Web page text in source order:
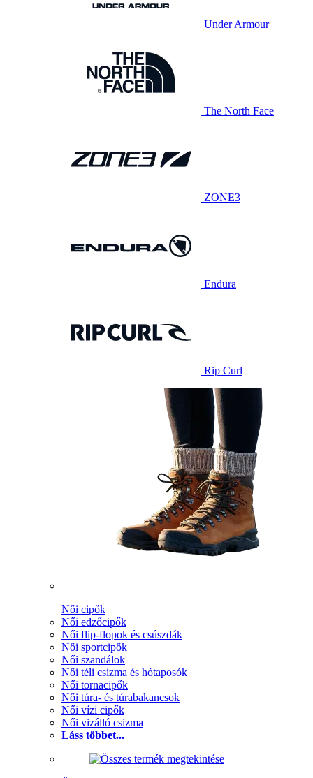
Under Armour
The North Face
ZONE3
Endura
Rip Curl
Női cipők
Női edzőcipők
Női flip-flopok és csúszdák
Női sportcipők
Női szandálok
Női téli csizma és hótaposók
Női tornacipők
Női túra- és túrabakancsok
Női vízi cipők
Női vizálló csizma
Láss többet...